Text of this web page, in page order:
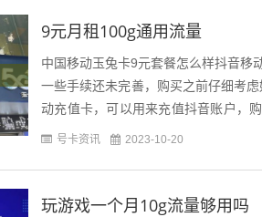
9元月租100g通用流量
中国移动玉兔卡9元套餐怎么样抖音移
一些手续还未完善，购买之前仔细考
动充值卡，可以用来充值抖音账户，
流量+30G定向流量，激活5个工作日添
号卡资讯 2023-10-20
玩游戏一个月10g流量够用吗